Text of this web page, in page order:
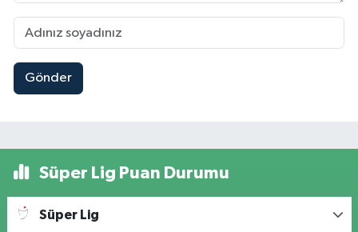
Gönder
Süper Lig Puan Durumu
Süper Lig